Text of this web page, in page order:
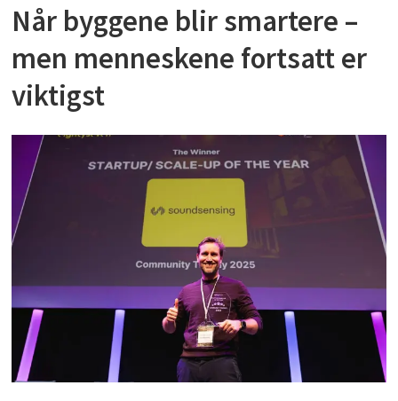
Når byggene blir smartere –
men menneskene fortsatt er
viktigst